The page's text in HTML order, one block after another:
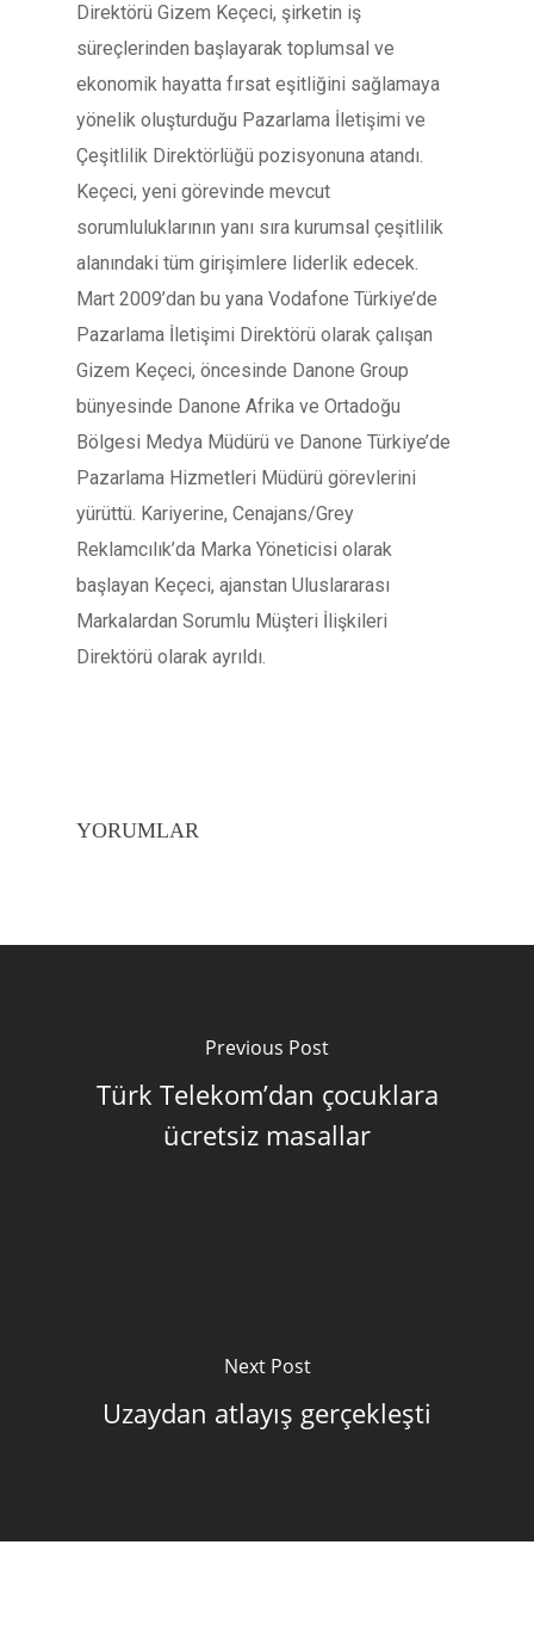
Direktörü Gizem Keçeci, şirketin iş
süreçlerinden başlayarak toplumsal ve
ekonomik hayatta fırsat eşitliğini sağlamaya
yönelik oluşturduğu Pazarlama İletişimi ve
Çeşitlilik Direktörlüğü pozisyonuna atandı.
Keçeci, yeni görevinde mevcut
sorumluluklarının yanı sıra kurumsal çeşitlilik
alanındaki tüm girişimlere liderlik edecek.
Mart 2009’dan bu yana Vodafone Türkiye’de
Pazarlama İletişimi Direktörü olarak çalışan
Gizem Keçeci, öncesinde Danone Group
bünyesinde Danone Afrika ve Ortadoğu
Bölgesi Medya Müdürü ve Danone Türkiye’de
Pazarlama Hizmetleri Müdürü görevlerini
yürüttü. Kariyerine, Cenajans/Grey
Reklamcılık’da Marka Yöneticisi olarak
başlayan Keçeci, ajanstan Uluslararası
Markalardan Sorumlu Müşteri İlişkileri
Direktörü olarak ayrıldı.
YORUMLAR
Previous Post
Türk Telekom’dan çocuklara
ücretsiz masallar
Next Post
Uzaydan atlayış gerçekleşti